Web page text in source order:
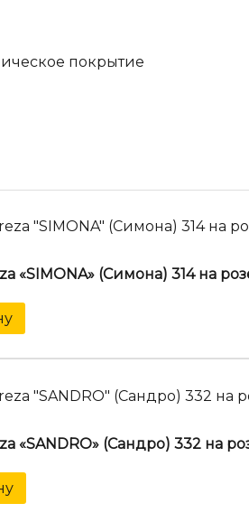
покрытие
«SIMONA» (Симона) 314 на
«SANDRO» (Сандро) 332 на